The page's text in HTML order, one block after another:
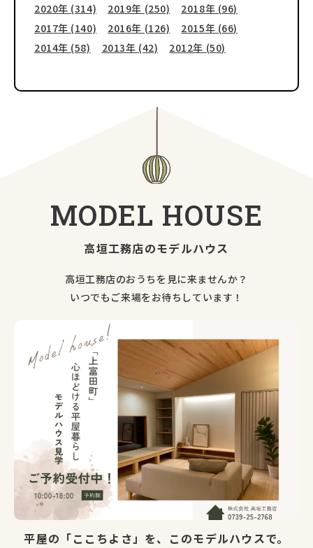
2020年 (314)
2019年 (250)
2018年 (96)
2017年 (140)
2016年 (126)
2015年 (66)
2014年 (58)
2013年 (42) 2012年 (50)
MODEL HOUSE
高垣工務店のモデルハウス
高垣工務店のおうちを見に来ませんか？
いつでもご来場をお待ちしています！
平屋の「ここちよさ」を、このモデルハウスで。